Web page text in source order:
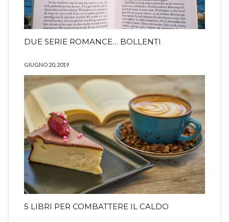
DUE SERIE ROMANCE… BOLLENTI
GIUGNO 20, 2019
5 LIBRI PER COMBATTERE IL CALDO